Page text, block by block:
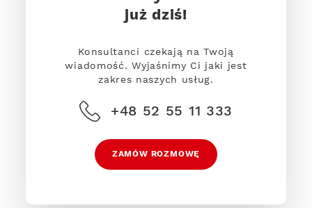
już dziś!
Konsultanci czekają na Twoją
wiadomość. Wyjaśnimy Ci jaki jest
zakres naszych usług.
+48 52 55 11 333
ZAMÓW ROZMOWĘ